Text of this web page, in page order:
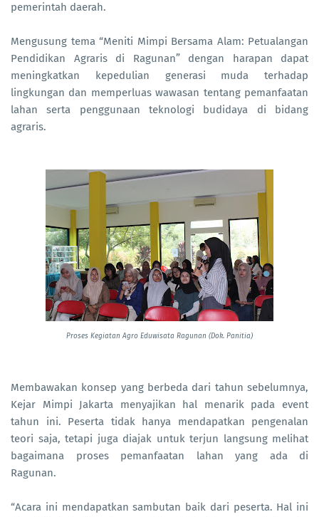
pemerintah daerah.
Mengusung tema “Meniti Mimpi Bersama Alam: Petualangan
Pendidikan Agraris di Ragunan” dengan harapan dapat
meningkatkan kepedulian generasi muda terhadap
lingkungan dan memperluas wawasan tentang pemanfaatan
lahan serta penggunaan teknologi budidaya di bidang
agraris.
Proses Kegiatan Agro Eduwisata Ragunan (Dok. Panitia)
Membawakan konsep yang berbeda dari tahun sebelumnya,
Kejar Mimpi Jakarta menyajikan hal menarik pada event
tahun ini. Peserta tidak hanya mendapatkan pengenalan
teori saja, tetapi juga diajak untuk terjun langsung melihat
bagaimana proses pemanfaatan lahan yang ada di
Ragunan.
“Acara ini mendapatkan sambutan baik dari peserta. Hal ini